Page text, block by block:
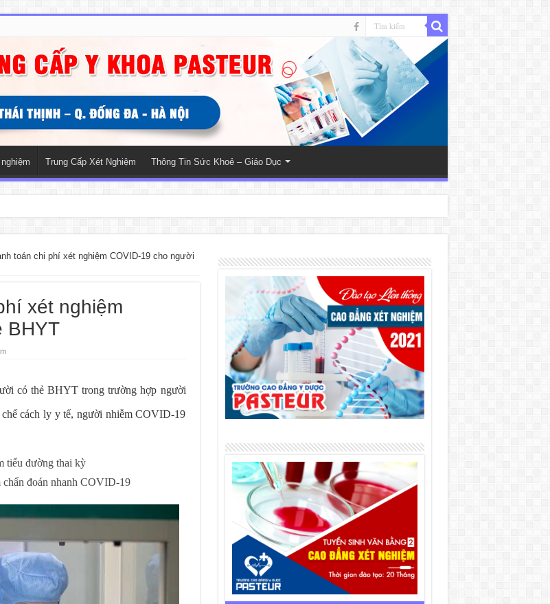
Trung Cấp Xét Nghiệm Thông Tin Sức Khoẻ – Giáo Dục
toán chi phí xét nghiệm COVID-19 cho người
xét nghiệm
BHYT
có thẻ BHYT trong trường hợp người
cách ly y tế, người nhiễm COVID-19
tiểu đường thai kỳ
đoán nhanh COVID-19